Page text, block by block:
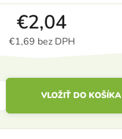
€2,04
€1,69 bez DPH
VLOŽIŤ DO KOŠÍKA